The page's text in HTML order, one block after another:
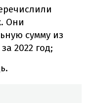
Они
сумму из
2022 год;